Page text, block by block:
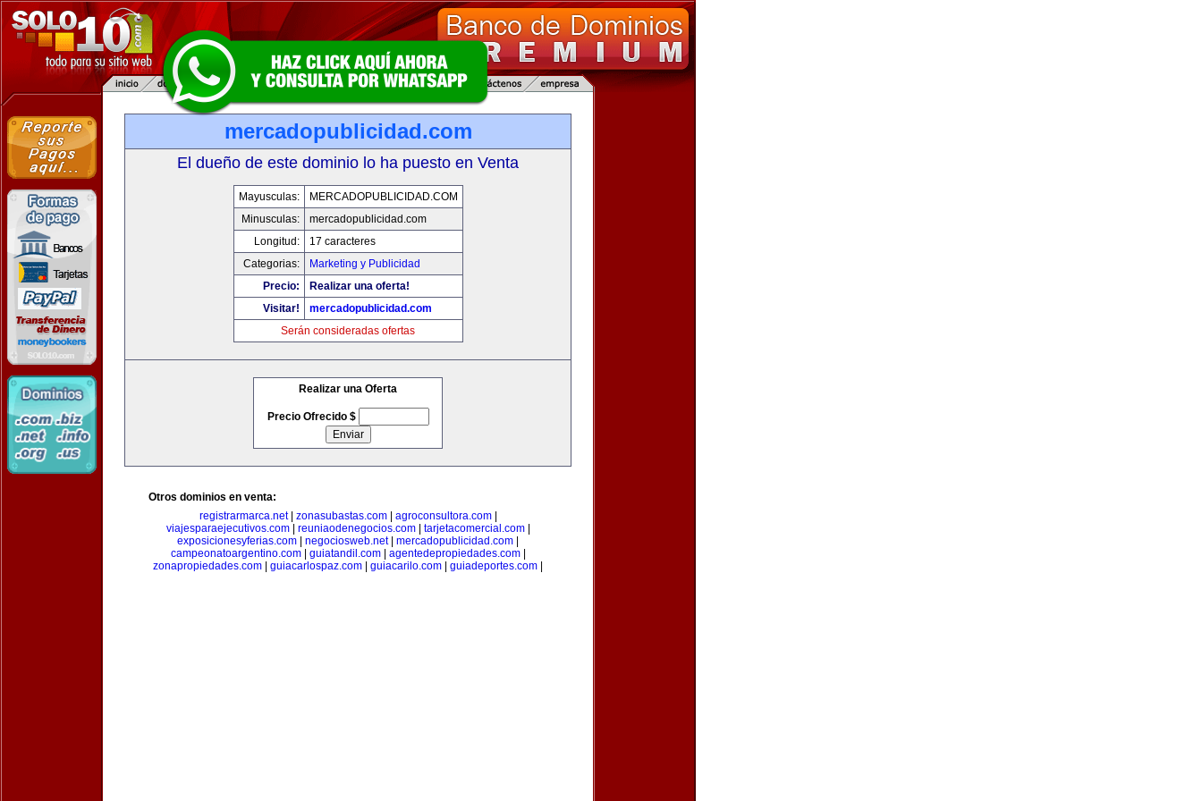
mercadopublicidad.com
El dueño de este dominio lo ha puesto en Venta
Mayusculas:
MERCADOPUBLICIDAD.COM
Minusculas:
mercadopublicidad.com
Longitud:
17 caracteres
Categorias:
Marketing y Publicidad
Precio:
Realizar una oferta!
Visitar!
mercadopublicidad.com
Serán consideradas ofertas
Realizar una Oferta
Precio Ofrecido $
Otros dominios en venta:
registrarmarca.net| zonasubastas.com| agroconsultora.com|
viajesparaejecutivos.com| reuniaodenegocios.com| tarjetacomercial.com|
exposicionesyferias.com
negociosweb.net| mercadopublicidad.com
campeonatoargentino.com| guiatandil.com| agentedepropiedades.com|
zonapropiedades.com
guiacarlospaz.com guiacarilo.com guiadeportes.com